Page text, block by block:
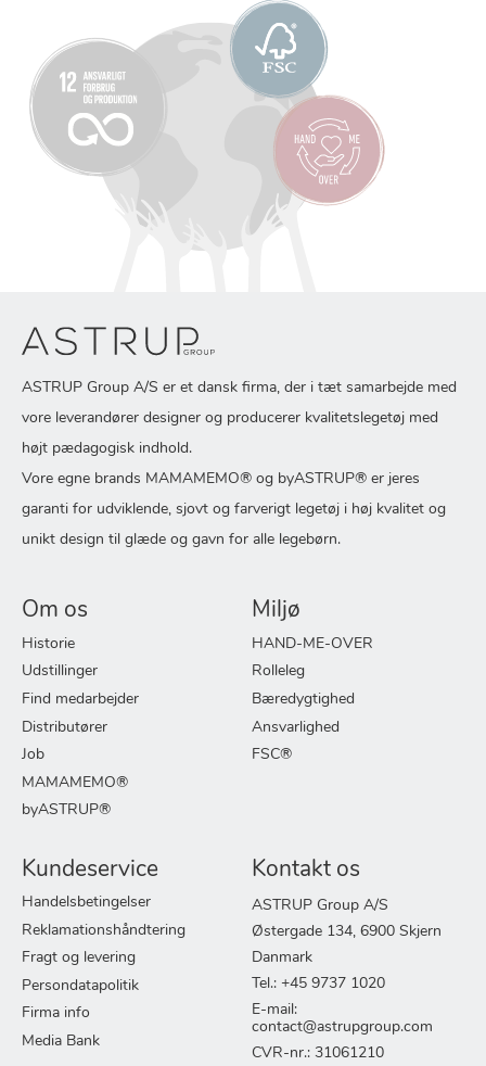
ASTRUP Group A/S er et dansk firma, der i tæt samarbejde med
vore leverandører designer og producerer kvalitetslegetøj med
højt pædagogisk indhold.
Vore egne brands MAMAMEMO® og byASTRUP® er jeres
garanti for udviklende, sjovt og farverigt legetøj i høj kvalitet og
unikt design til glæde og gavn for alle legebørn.
Om os
Historie
Udstillinger
Find medarbejder
Distributører
Job
MAMAMEMO®
byASTRUP®
Miljø
HAND-ME-OVER
Rolleleg
Bæredygtighed
Ansvarlighed
FSC®
Kundeservice
Handelsbetingelser
Reklamationshåndtering
Fragt og levering
Persondatapolitik
Firma info
Media Bank
Kontakt os
ASTRUP Group A/S
Østergade 134, 6900 Skjern
Danmark
Tel.: +45 9737 1020
E-mail:
contact@astrupgroup.com
CVR-nr.: 31061210